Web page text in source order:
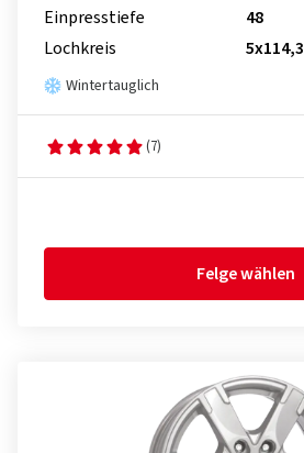
Einpresstiefe
48
Lochkreis
5x114,3
Wintertauglich
(7)
Felge wählen